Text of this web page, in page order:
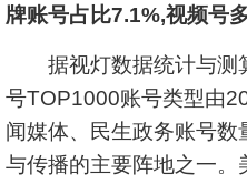
牌账号占比7.1%,视频号
据视灯数据统计与测
号TOP1000账号类型由
闻媒体、民生政务账号数
与传播的主要阵地之一